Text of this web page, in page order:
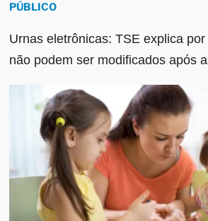
PÚBLICO
Urnas eletrônicas: TSE explica
não podem ser modificados após